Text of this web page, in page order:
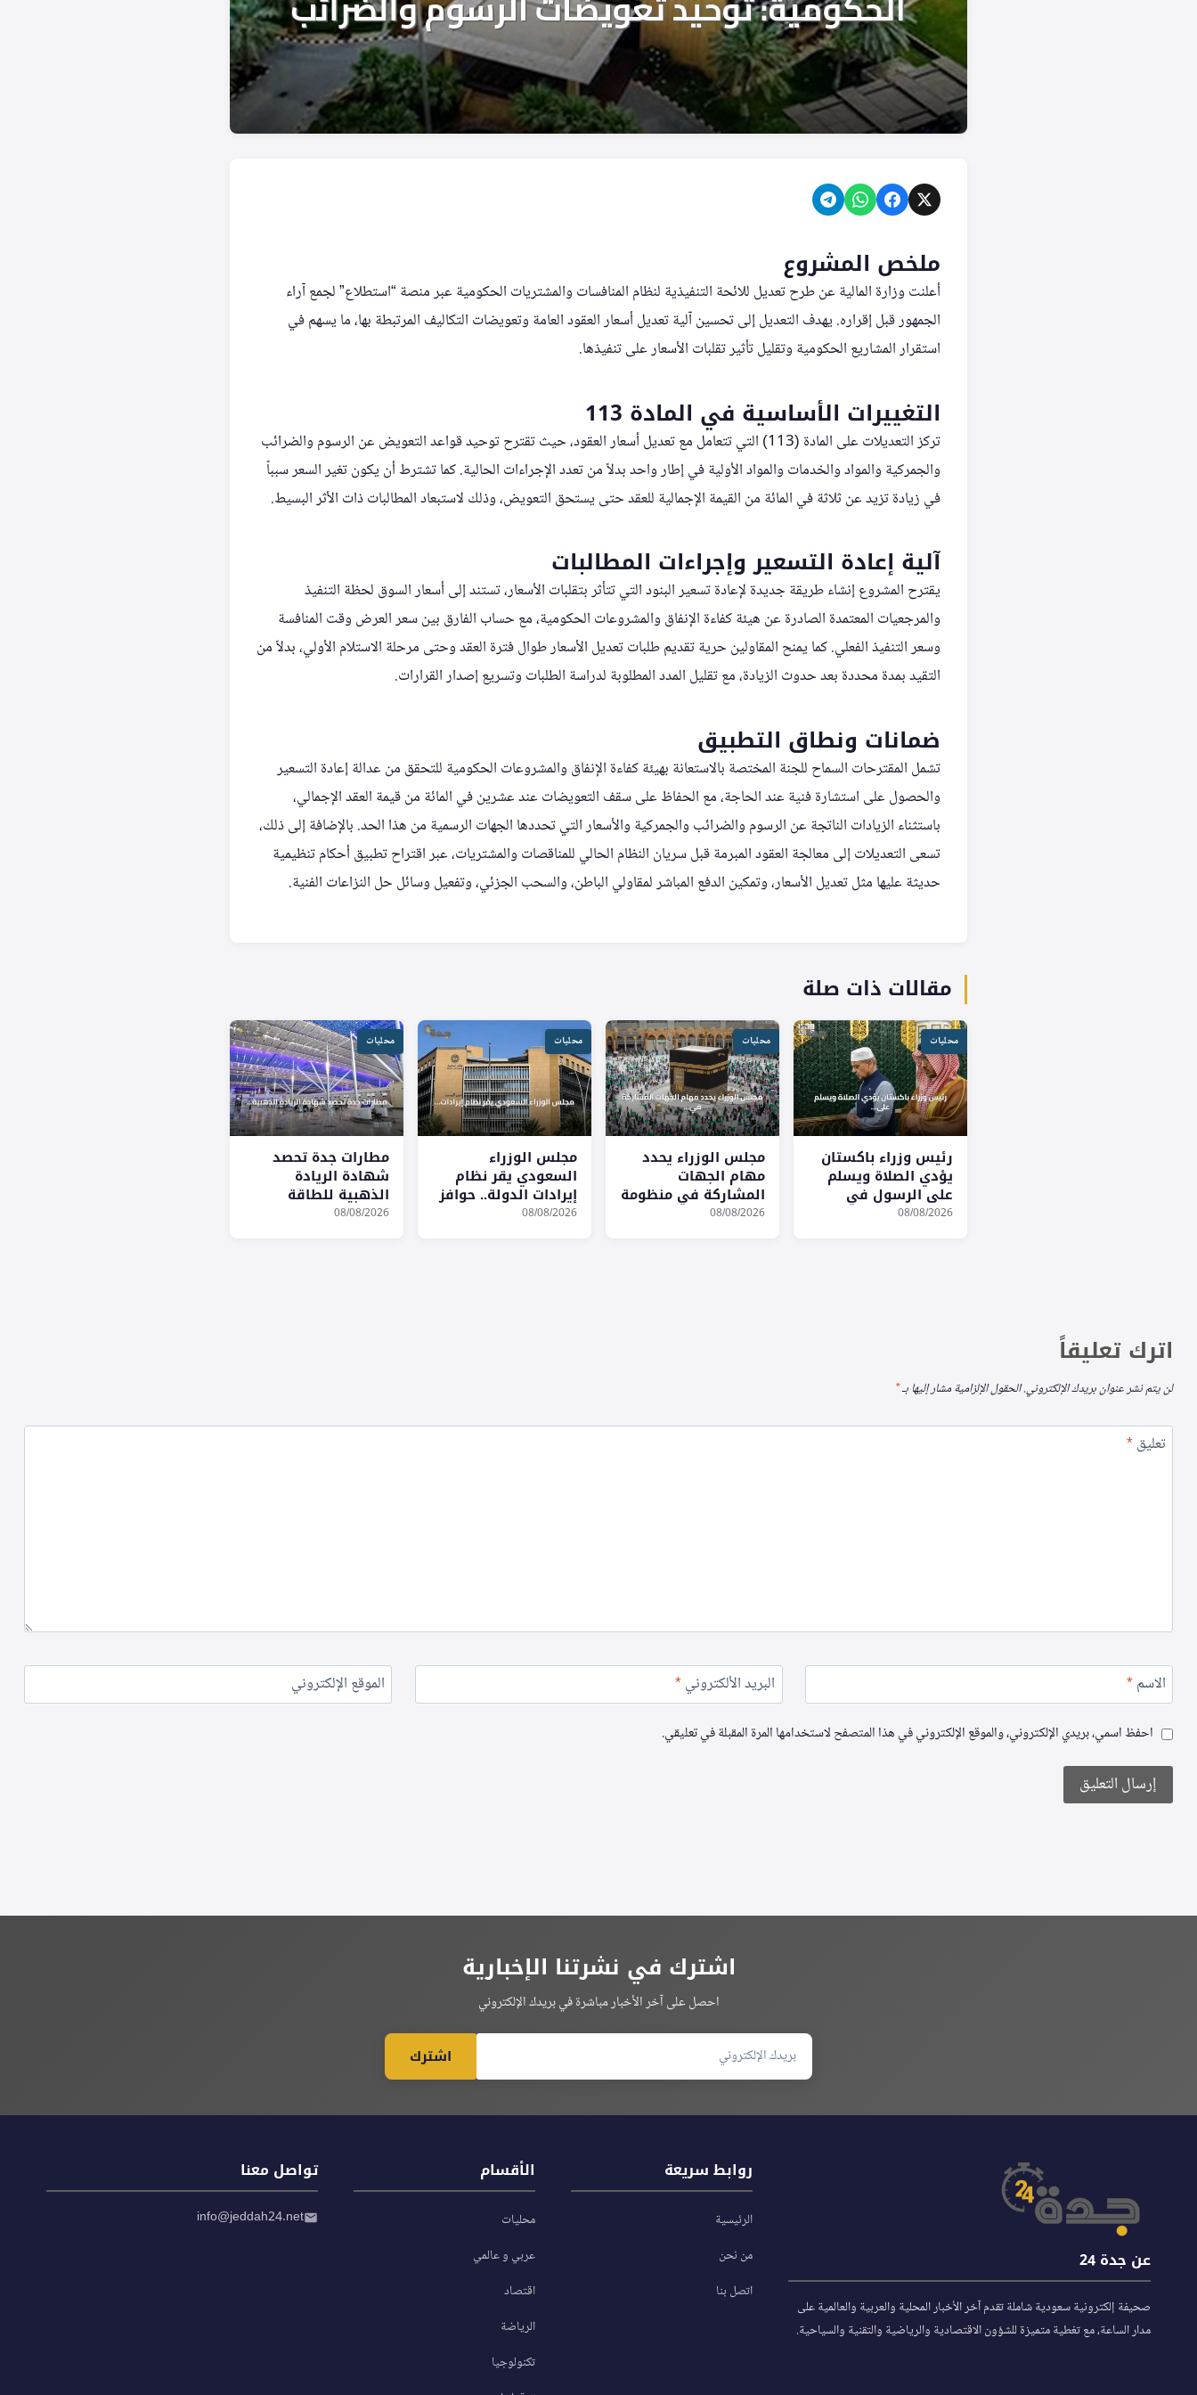
ملخص المشروع
أعلنت وزارة المالية عن طرح تعديل للائحة التنفيذية لنظام المنافسات والمشتريات الحكومية عبر منصة “استطلاع” لجمع آراء
الجمهور قبل إقراره. يهدف التعديل إلى تحسين آلية تعديل أسعار العقود العامة وتعويضات التكاليف المرتبطة بها، ما يسهم في
استقرار المشاريع الحكومية وتقليل تأثير تقلبات الأسعار على تنفيذها.
التغييرات الأساسية في المادة 113
تركز التعديلات على المادة (113) التي تتعامل مع تعديل أسعار العقود، حيث تقترح توحيد قواعد التعويض عن الرسوم والضرائب
والجمركية والمواد والخدمات والمواد الأولية في إطار واحد بدلاً من تعدد الإجراءات الحالية. كما تشترط أن يكون تغير السعر سبباً
في زيادة تزيد عن ثلاثة في المائة من القيمة الإجمالية للعقد حتى يستحق التعويض، وذلك لاستبعاد المطالبات ذات الأثر البسيط.
آلية إعادة التسعير وإجراءات المطالبات
يقترح المشروع إنشاء طريقة جديدة لإعادة تسعير البنود التي تتأثر بتقلبات الأسعار، تستند إلى أسعار السوق لحظة التنفيذ
والمرجعيات المعتمدة الصادرة عن هيئة كفاءة الإنفاق والمشروعات الحكومية، مع حساب الفارق بين سعر العرض وقت المنافسة
وسعر التنفيذ الفعلي. كما يمنح المقاولين حرية تقديم طلبات تعديل الأسعار طوال فترة العقد وحتى مرحلة الاستلام الأولي، بدلاً من
التقيد بمدة محددة بعد حدوث الزيادة، مع تقليل المدد المطلوبة لدراسة الطلبات وتسريع إصدار القرارات.
ضمانات ونطاق التطبيق
تشمل المقترحات السماح للجنة المختصة بالاستعانة بهيئة كفاءة الإنفاق والمشروعات الحكومية للتحقق من عدالة إعادة التسعير
والحصول على استشارة فنية عند الحاجة، مع الحفاظ على سقف التعويضات عند عشرين في المائة من قيمة العقد الإجمالي،
باستثناء الزيادات الناتجة عن الرسوم والضرائب والجمركية والأسعار التي تحددها الجهات الرسمية من هذا الحد. بالإضافة إلى ذلك،
تسعى التعديلات إلى معالجة العقود المبرمة قبل سريان النظام الحالي للمناقصات والمشتريات، عبر اقتراح تطبيق أحكام تنظيمية
حديثة عليها مثل تعديل الأسعار، وتمكين الدفع المباشر لمقاولي الباطن، والسحب الجزئي، وتفعيل وسائل حل النزاعات الفنية.
مقالات ذات صلة
محليات
رئيس وزراء باكستان
يؤدي الصلاة ويسلم
على الرسول في
المسجد النبوي
08/08/2026
محليات
مجلس الوزراء يحدد
مهام الجهات
المشاركة في منظومة
الحج
08/08/2026
محليات
مجلس الوزراء
السعودي يقر نظام
إيرادات الدولة.. حوافز
للجهات وإشراك
08/08/2026
محليات
مطارات جدة تحصد
شهادة الريادة
الذهبية للطاقة
والبيئة في صالة مطار
08/08/2026
اترك تعليقاً
لن يتم نشر عنوان بريدك الإلكتروني.الحقول الإلزامية مشار إليها بـ*
تعليق*
الاسم* البريد الألكتروني* الموقع الإلكتروني
احفظ اسمي، بريدي الإلكتروني، والموقع الإلكتروني في هذا المتصفح لاستخدامها المرة المقبلة في تعليقي.
اشترك في نشرتنا الإخبارية
احصل على آخر الأخبار مباشرة في بريدك الإلكتروني
اشترك
عن جدة 24
صحيفة إلكترونية سعودية شاملة تقدم آخر الأخبار المحلية والعربية والعالمية على
مدار الساعة، مع تغطية متميزة للشؤون الاقتصادية والرياضية والتقنية والسياحية.
روابط سريعة
الرئيسية
من نحن
اتصل بنا
الأقسام
محليات
عربي و عالمي
اقتصاد
الرياضة
تكنولوجيا
تواصل معنا
info@jeddah24.net